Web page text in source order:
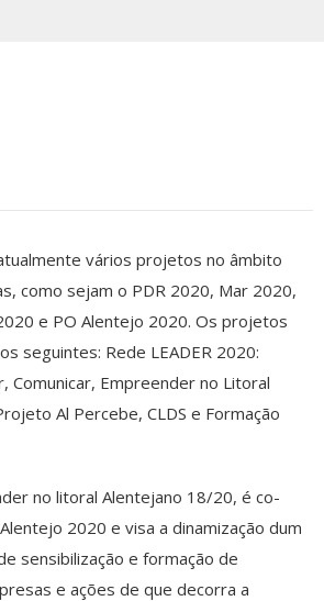
vários projetos no âmbito
como sejam o PDR 2020, Mar 2020,
e PO Alentejo 2020. Os projetos
seguintes: Rede LEADER 2020:
Comunicar, Empreender no Litoral
Al Percebe, CLDS e Formação
no litoral Alentejano 18/20, é co-
2020 e visa a dinamização dum
sensibilização e formação de
e ações de que decorra a